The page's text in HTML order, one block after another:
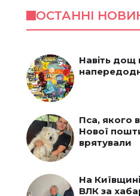
ОСТАННІ
Навіть дощ
Пса, якого
Нової
врятували
На
ВЛК за